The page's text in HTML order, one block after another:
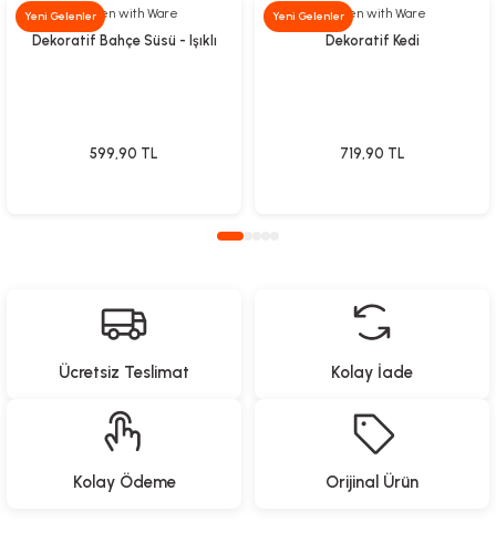
Yeni GelenlerGarden with Ware
Dekoratif Bahçe Süsü - Işıklı
599,90 TL
Yeni GelenlerGarden with Ware
Dekoratif Kedi
719,90 TL
Ücretsiz Teslimat Kolay İade
Kolay Ödeme Orijinal Ürün